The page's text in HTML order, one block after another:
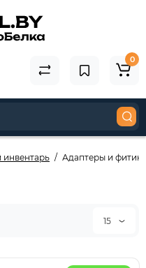
0
Адаптеры и
15